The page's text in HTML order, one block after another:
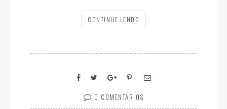
CONTINUE LENDO
0 COMENTÁRIOS